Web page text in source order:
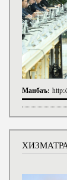
Манбаъ: